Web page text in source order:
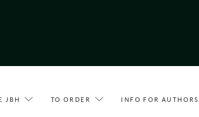
JBH TO ORDER INFO FOR AUTHORS